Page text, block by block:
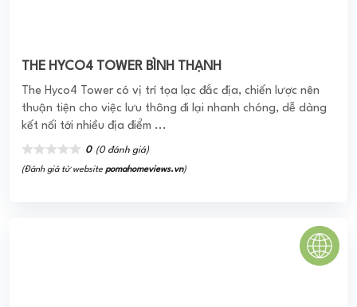
THE HYCO4 TOWER BÌNH THẠNH
The Hyco4 Tower có vị trí tọa lạc đắc địa, chiến lược nên
thuận tiện cho việc lưu thông đi lại nhanh chóng, dễ dàng
kết nối tới nhiều địa điểm ...
0 (0 đánh giá)
(Đánh giá từ website pomahomeviews.vn)